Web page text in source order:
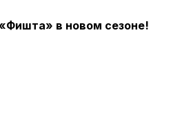
в новом сезоне!